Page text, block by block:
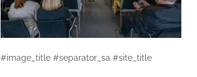
#image_title #separator_sa #site_title